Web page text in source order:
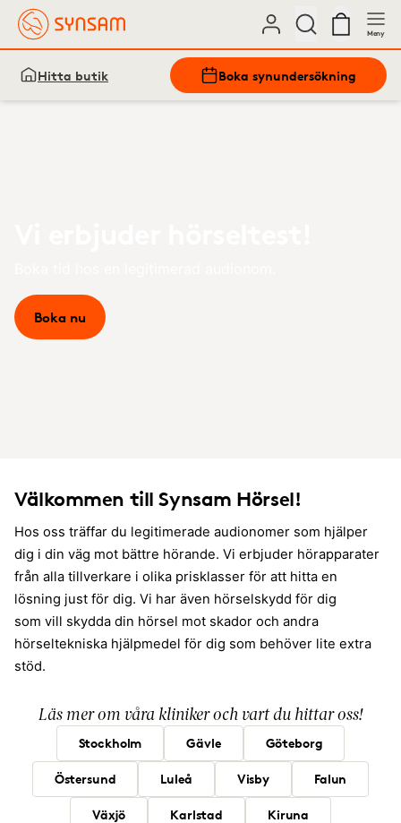
Meny
Hitta butik Boka synundersökning
Boka nu
Välkommen till Synsam Hörsel!
Hos oss träffar du legitimerade audionomer som hjälper
dig i din väg mot bättre hörande. Vi erbjuder hörapparater
från alla tillverkare i olika prisklasser för att hitta en
lösning just för dig. Vi har även hörselskydd för dig
som vill skydda din hörsel mot skador och andra
hörseltekniska hjälpmedel för dig som behöver lite extra
stöd.
Läs mer om våra kliniker och vart du hittar oss!
Stockholm Gävle Göteborg
Östersund Luleå Visby Falun
Växjö Karlstad Kiruna